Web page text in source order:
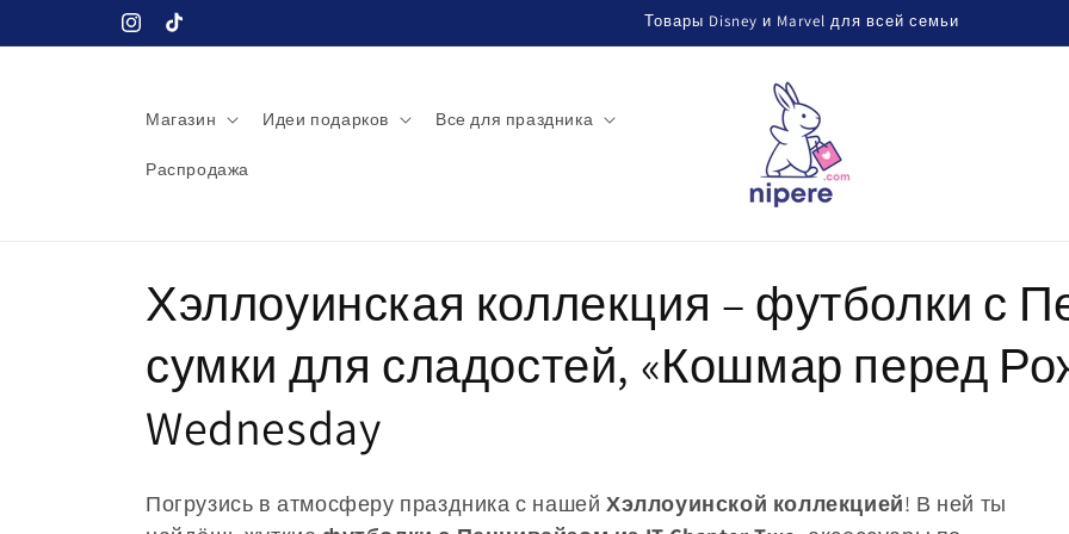
контенту
Instagram
TikTok
Товары Disney и Marvel для всей семьи
Магазин Идеи подарков Все для праздника
Распродажа
К
о
л
л
Хэллоуинская коллекция – футболки с
сумки для сладостей, «Кошмар перед
Wednesday
Погрузись в атмосферу праздника с нашейХэллоуинской коллекцией! В ней ты